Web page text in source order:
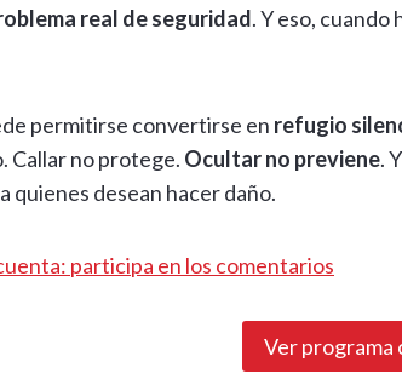
real de seguridad. Y eso,
permitirse convertirse en refugio
Callar no protege. Ocultar no previene.
quienes desean hacer daño.
participa en los comentarios
Ver programa